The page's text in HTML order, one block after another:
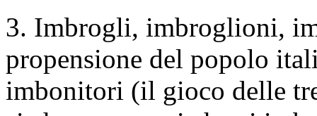
3. Imbrogli, imbroglioni,
propensione del popolo
imbonitori (il gioco delle